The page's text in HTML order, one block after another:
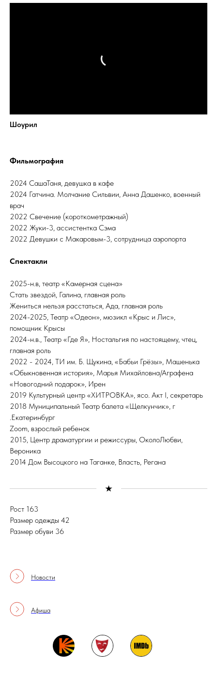
Шоурил
Фильмография
2024 СашаТаня, девушка в кафе
2024 Гатчина. Молчание Сильвии, Анна Дашенко, военный
врач
2022 Свечение (короткометражный)
2022 Жуки-3, ассистентка Сэма
2022 Девушки с Макаровым-3, сотрудница аэропорта
Спектакли
2025-н.в, театр «Камерная сцена»
Стать звездой, Галина, главная роль
Жениться нельзя расстаться, Ада, главная роль
2024-2025, Театр «Одеон», мюзикл «Крыс и Лис»,
помощник Крысы
2024-н.в., Театр «Где Я», Ностальгия по настоящему, чтец,
главная роль
2022 - 2024, ТИ им. Б. Щукина, «Бабьи Грёзы», Машенька
«Обыкновенная история», Марья Михайловна/Аграфена
«Новогодний подарок», Ирен
2019 Культурный центр «ХИТРОВКА», ясо. Акт I, секретарь
2018 Муниципальный Театр балета «Щелкунчик», г
.Екатеринбург
Zoom, взрослый ребенок
2015, Центр драматургии и режиссуры, ОколоЛюбви,
Вероника
2014 Дом Высоцкого на Таганке, Власть, Регана
Рост 163
Размер одежды 42
Размер обуви 36
Новости
Афиша